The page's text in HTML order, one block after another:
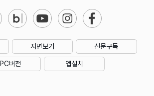
지면보기 신문구독
PC버전 앱설치